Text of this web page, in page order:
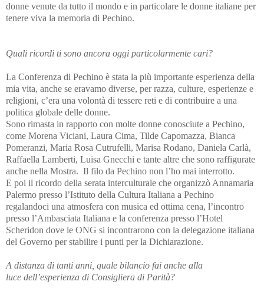
donne venute da tutto il mondo e in particolare le donne italiane per
tenere viva la memoria di Pechino.
Quali ricordi ti sono ancora oggi particolarmente cari?
La Conferenza di Pechino è stata la più importante esperienza della
mia vita, anche se eravamo diverse, per razza, culture, esperienze e
religioni, c’era una volontà di tessere reti e di contribuire a una
politica globale delle donne.
Sono rimasta in rapporto con molte donne conosciute a Pechino,
come Morena Viciani, Laura Cima, Tilde Capomazza, Bianca
Pomeranzi, Maria Rosa Cutrufelli, Marisa Rodano, Daniela Carlà,
Raffaella Lamberti, Luisa Gnecchi e tante altre che sono raffigurate
anche nella Mostra. Il filo da Pechino non l’ho mai interrotto.
E poi il ricordo della serata interculturale che organizzò Annamaria
Palermo presso l’Istituto della Cultura Italiana a Pechino
regalandoci una atmosfera con musica ed ottima cena, l’incontro
presso l’Ambasciata Italiana e la conferenza presso l’Hotel
Scheridon dove le ONG si incontrarono con la delegazione italiana
del Governo per stabilire i punti per la Dichiarazione.
A distanza di tanti anni, quale bilancio fai anche alla
luce dell’esperienza di Consigliera di Parità?